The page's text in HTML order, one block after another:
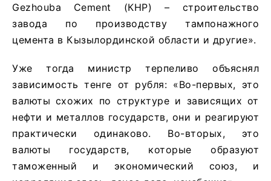
Gezhouba Cement (КНР) – строительство
завода по производству тампонажного
цемента в Кызылординской области и другие».
Уже тогда министр терпеливо объяснял
зависимость тенге от рубля: «Во-первых, это
валюты схожих по структуре и зависящих от
нефти и металлов государств, они и реагируют
практически одинаково. Во-вторых, это
валюты государств, которые образуют
таможенный и экономический союз, и